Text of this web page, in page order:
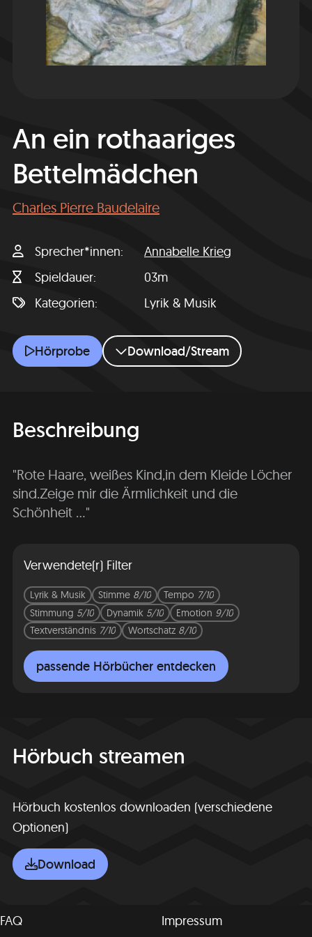
An ein rothaariges
Bettelmädchen
Charles Pierre Baudelaire
Sprecher*innen
Annabelle Krieg
Spieldauer
03m
Kategorien
Lyrik & Musik
An ein rothaariges Bettelmädchen
Hörprobe Download/Stream
Beschreibung
"Rote Haare, weißes Kind,in dem Kleide Löcher
sind.Zeige mir die Ärmlichkeit und die
Schönheit ..."
Verwendete(r) Filter
Lyrik & Musik Stimme 8/10 Tempo 7/10
Stimmung 5/10 Dynamik 5/10 Emotion 9/10
Textverständnis 7/10 Wortschatz 8/10
passende Hörbücher entdecken
Hörbuch streamen
Hörbuch kostenlos downloaden (verschiedene
Optionen)
Download
FAQ Impressum